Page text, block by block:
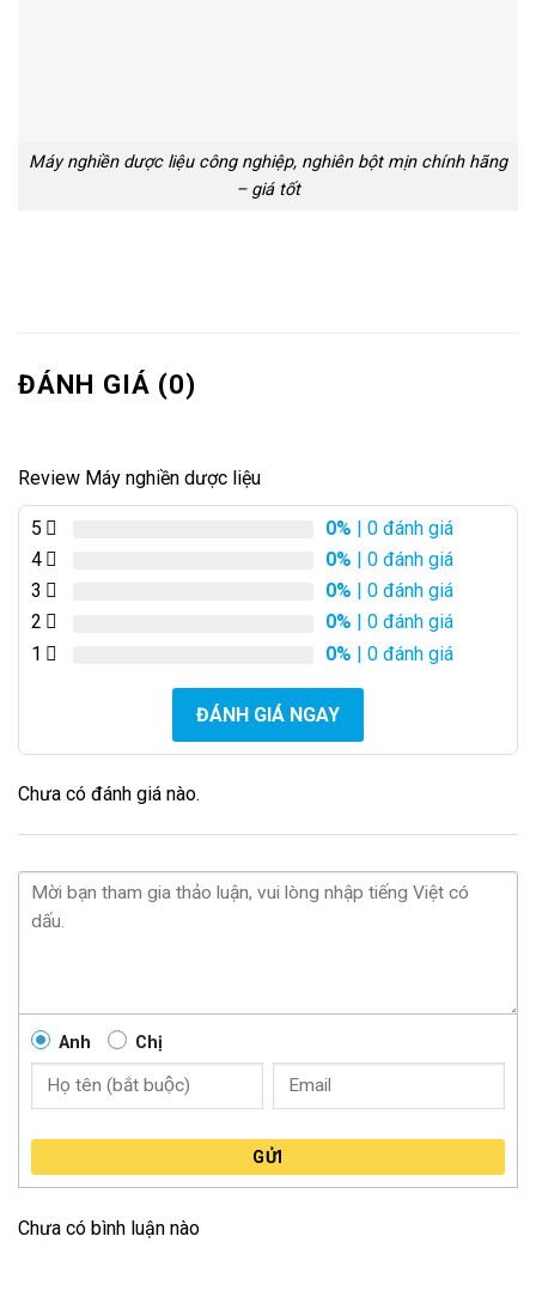
Máy nghiền dược liệu công nghiệp, nghiên bột mịn chính hãng
– giá tốt
ĐÁNH GIÁ (0)
Review Máy nghiền dược liệu
5 0% | 0 đánh giá
4
0% | 0 đánh giá
3
0% | 0 đánh giá
2
0% | 0 đánh giá
1
0% | 0 đánh giá
ĐÁNH GIÁ NGAY
Chưa có đánh giá nào.
Anh Chị
GỬI
Chưa có bình luận nào